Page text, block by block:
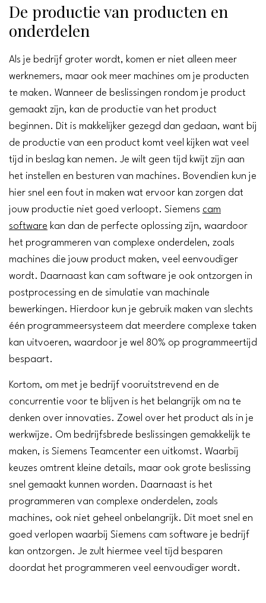
De productie van producten en
onderdelen
Als je bedrijf groter wordt, komen er niet alleen meer
werknemers, maar ook meer machines om je producten
te maken. Wanneer de beslissingen rondom je product
gemaakt zijn, kan de productie van het product
beginnen. Dit is makkelijker gezegd dan gedaan, want bij
de productie van een product komt veel kijken wat veel
tijd in beslag kan nemen. Je wilt geen tijd kwijt zijn aan
het instellen en besturen van machines. Bovendien kun je
hier snel een fout in maken wat ervoor kan zorgen dat
jouw productie niet goed verloopt. Siemens cam
software kan dan de perfecte oplossing zijn, waardoor
het programmeren van complexe onderdelen, zoals
machines die jouw product maken, veel eenvoudiger
wordt. Daarnaast kan cam software je ook ontzorgen in
postprocessing en de simulatie van machinale
bewerkingen. Hierdoor kun je gebruik maken van slechts
één programmeersysteem dat meerdere complexe taken
kan uitvoeren, waardoor je wel 80% op programmeertijd
bespaart.
Kortom, om met je bedrijf vooruitstrevend en de
concurrentie voor te blijven is het belangrijk om na te
denken over innovaties. Zowel over het product als in je
werkwijze. Om bedrijfsbrede beslissingen gemakkelijk te
maken, is Siemens Teamcenter een uitkomst. Waarbij
keuzes omtrent kleine details, maar ook grote beslissing
snel gemaakt kunnen worden. Daarnaast is het
programmeren van complexe onderdelen, zoals
machines, ook niet geheel onbelangrijk. Dit moet snel en
goed verlopen waarbij Siemens cam software je bedrijf
kan ontzorgen. Je zult hiermee veel tijd besparen
doordat het programmeren veel eenvoudiger wordt.